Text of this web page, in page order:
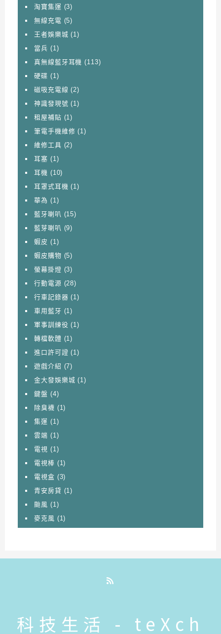
淘寶集運 (3)
無線充電 (5)
王者娛樂城 (1)
當兵 (1)
真無線藍牙耳機 (113)
硬碟 (1)
磁吸充電線 (2)
神識發現號 (1)
租屋補貼 (1)
筆電手機維修 (1)
維修工具 (2)
耳塞 (1)
耳機 (10)
耳罩式耳機 (1)
華為 (1)
藍牙喇叭 (15)
藍芽喇叭 (9)
蝦皮 (1)
蝦皮購物 (5)
螢幕掛燈 (3)
行動電源 (28)
行車記錄器 (1)
車用藍牙 (1)
軍事訓練役 (1)
轉檔軟體 (1)
進口許可證 (1)
遊戲介紹 (7)
金大發娛樂城 (1)
鍵盤 (4)
除臭襪 (1)
集運 (1)
雲端 (1)
電視 (1)
電視棒 (1)
電視盒 (3)
青安房貸 (1)
颱風 (1)
麥克風 (1)
科技生活 - teXch